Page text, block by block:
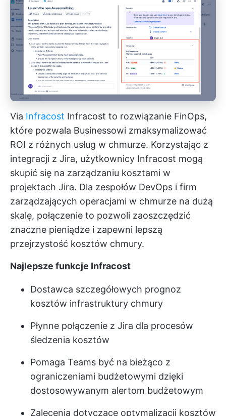
Via Infracost Infracost to rozwiązanie FinOps,
które pozwala Businessowi zmaksymalizować
ROI z różnych usług w chmurze. Korzystając z
integracji z Jira, użytkownicy Infracost mogą
skupić się na zarządzaniu kosztami w
projektach Jira. Dla zespołów DevOps i firm
zarządzających operacjami w chmurze na dużą
skalę, połączenie to pozwoli zaoszczędzić
znaczne pieniądze i zapewni lepszą
przejrzystość kosztów chmury.
Najlepsze funkcje Infracost
Dostawca szczegółowych prognoz
kosztów infrastruktury chmury
Płynne połączenie z Jira dla procesów
śledzenia kosztów
Pomaga Teams być na bieżąco z
ograniczeniami budżetowymi dzięki
dostosowywanym alertom budżetowym
Zalecenia dotyczące optymalizacji kosztów